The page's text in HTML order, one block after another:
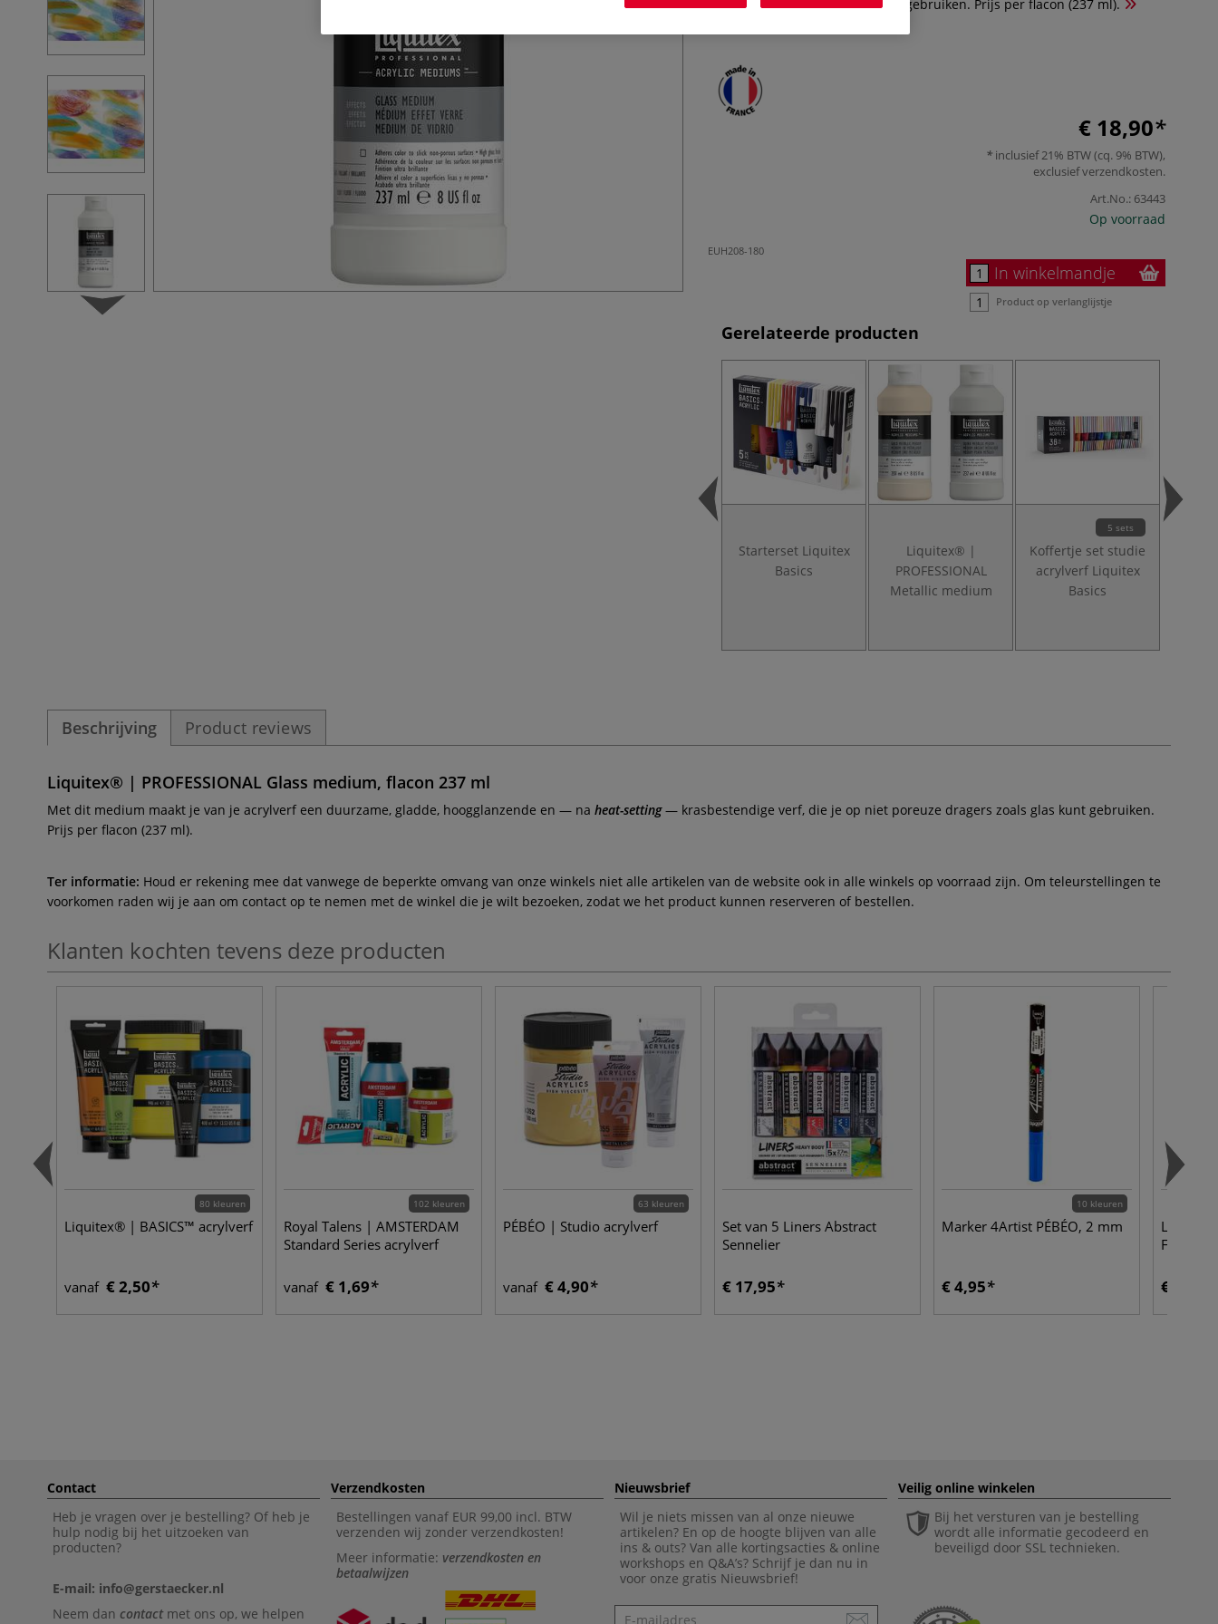
poreuze dragers zoals glas kunt gebruiken. Prijs per flacon (237 ml).
€ 18,90
inclusief 21% BTW (cq. 9% BTW),
exclusiefverzendkosten.
Art.No.: 63443
Op voorraad
EUH208-180
In winkelmandje
Product op verlanglijstje
Gerelateerde producten
Starterset Liquitex
Basics
Liquitex® |
PROFESSIONAL
Metallic medium
5 sets
Koffertje set studie
acrylverf Liquitex
Basics
Beschrijving Product reviews
Liquitex® | PROFESSIONAL Glass medium, flacon 237 ml
Met dit medium maakt je van je acrylverf een duurzame, gladde, hoogglanzende en — na heat-setting— krasbestendige verf, die je op niet poreuze dragers zoals glas kunt gebruiken.
Prijs per flacon (237 ml).
Ter informatie: Houd er rekening mee dat vanwege de beperkte omvang van onze winkels niet alle artikelen van de website ook in alle winkels op voorraad zijn. Om teleurstellingen te
voorkomen raden wij je aan om contact op te nemen met de winkel die je wilt bezoeken, zodat we het product kunnen reserveren of bestellen.
Klanten kochten tevens deze producten
80 kleuren
Liquitex® | BASICS™ acrylverf
vanaf € 2,50
102 kleuren
Royal Talens | AMSTERDAM
Standard Series acrylverf
vanaf € 1,69
63 kleuren
PÉBÉO | Studio acrylverf
vanaf € 4,90
Set van 5 Liners Abstract
Sennelier
€ 17,95
10 kleuren
Marker 4Artist PÉBÉO, 2 mm
€ 4,95
Flow
€ 12,10
Contact
Heb je vragen over je bestelling? Of heb je
hulp nodig bij het uitzoeken van
producten?
E-mail: info@gerstaecker.nl
Neem dan contactmet ons op, we helpen
Verzendkosten
Bestellingen vanaf EUR 99,00 incl. BTW
verzenden wij zonder verzendkosten!
Meer informatie: verzendkosten en
betaalwijzen
Nieuwsbrief
Wil je niets missen van al onze nieuwe
artikelen? En op de hoogte blijven van alle
ins & outs? Van alle kortingsacties & online
workshops en Q&A’s? Schrijf je dan nu in
voor onze gratis Nieuwsbrief!
Nieuwsbrief
Veilig online winkelen
Bij het versturen van je bestelling
wordt alle informatie gecodeerd en
beveiligd door SSL technieken.